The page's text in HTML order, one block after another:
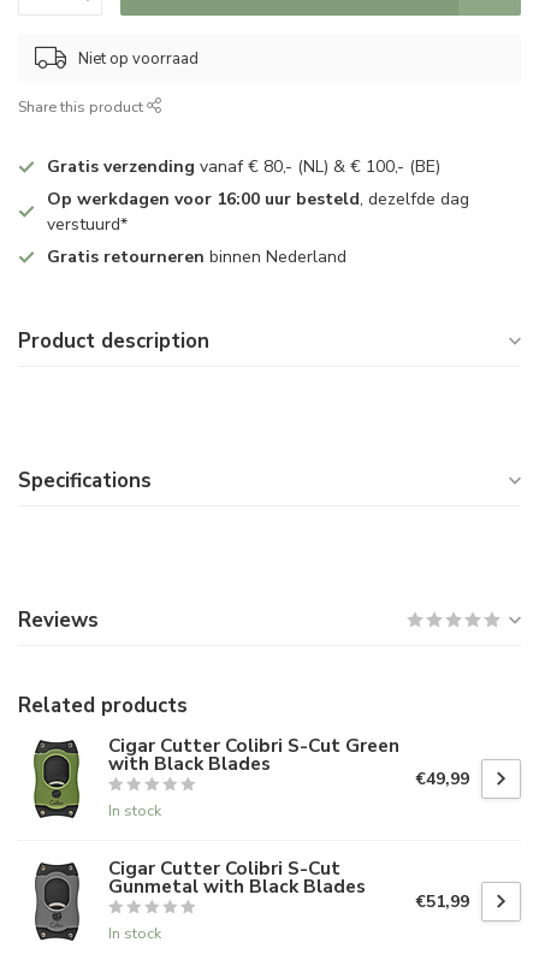
Niet op voorraad
Share this product
Gratis verzending vanaf € 80,- (NL) & € 100,- (BE)
Op werkdagen voor 16:00 uur besteld, dezelfde dag
verstuurd*
Gratis retourneren binnen Nederland
Product description
Specifications
Reviews
Related products
Cigar Cutter Colibri S-Cut Green
with Black Blades
In stock
€49,99
Cigar Cutter Colibri S-Cut
Gunmetal with Black Blades
In stock
€51,99